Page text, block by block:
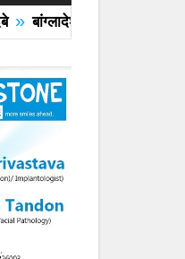
बांग्लादेश का एयरफोर्स का F -7